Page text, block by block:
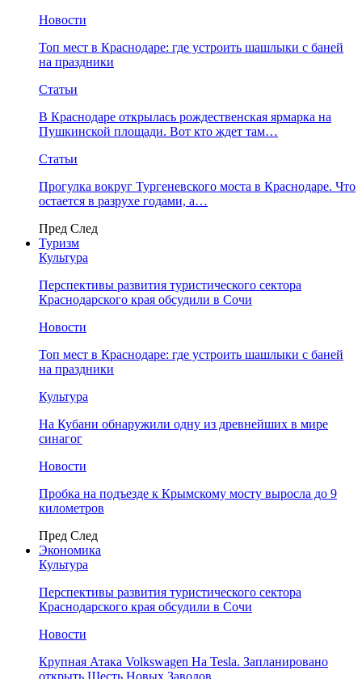
Новости
Топ мест в Краснодаре: где устроить шашлыки с баней
на праздники
Статьи
В Краснодаре открылась рождественская ярмарка на
Пушкинской площади. Вот кто ждет там…
Статьи
Прогулка вокруг Тургеневского моста в Краснодаре. Что
остается в разрухе годами, а…
Пред След
Туризм
Культура
Перспективы развития туристического сектора
Краснодарского края обсудили в Сочи
Новости
Топ мест в Краснодаре: где устроить шашлыки с баней
на праздники
Культура
На Кубани обнаружили одну из древнейших в мире
синагог
Новости
Пробка на подъезде к Крымскому мосту выросла до 9
километров
Пред След
Экономика
Культура
Перспективы развития туристического сектора
Краснодарского края обсудили в Сочи
Новости
Крупная Атака Volkswagen На Tesla. Запланировано
открыть Шесть Новых Заводов